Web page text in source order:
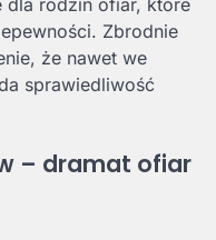
Zbrodnie
że nawet we
sprawiedliwość
– dramat ofiar